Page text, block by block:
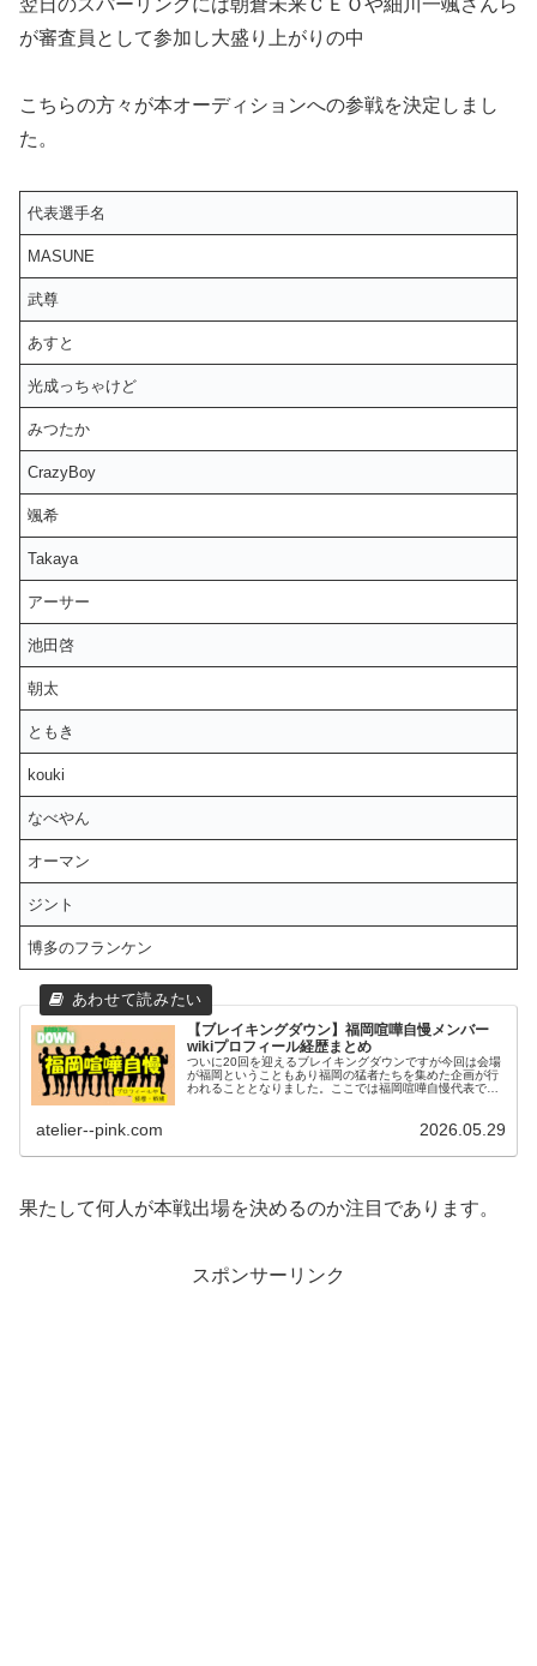
が審査員として参加し大盛り上がりの中
こちらの方々が本オーディションへの参戦を決定しまし
た。
代表選手名
MASUNE
武尊
あすと
光成っちゃけど
みつたか
CrazyBoy
颯希
Takaya
アーサー
池田啓
朝太
ともき
kouki
なべやん
オーマン
ジント
博多のフランケン
【ブレイキングダウン】福岡喧嘩自慢メンバー
wikiプロフィール経歴まとめ
ついに20回を迎えるブレイキングダウンですが今回は会場
が福岡ということもあり福岡の猛者たちを集めた企画が行
われることとなりました。ここでは福岡喧嘩自慢代表で選
atelier--pink.com 2026.05.29
果たして何人が本戦出場を決めるのか注目であります。
スポンサーリンク